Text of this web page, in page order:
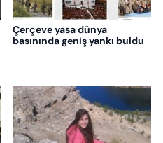
Çerçeve yasa dünya
basınında geniş yankı buldu